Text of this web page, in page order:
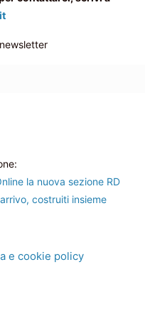
la nuova sezione RD
costruiti insieme
e cookie policy